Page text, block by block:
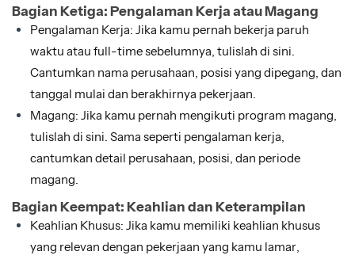
Bagian Ketiga: Pengalaman Kerja atau Magang
Pengalaman Kerja: Jika kamu pernah bekerja paruh
waktu atau full-time sebelumnya, tulislah di sini.
Cantumkan nama perusahaan, posisi yang dipegang, dan
tanggal mulai dan berakhirnya pekerjaan.
Magang: Jika kamu pernah mengikuti program magang,
tulislah di sini. Sama seperti pengalaman kerja,
cantumkan detail perusahaan, posisi, dan periode
magang.
Bagian Keempat: Keahlian dan Keterampilan
Keahlian Khusus: Jika kamu memiliki keahlian khusus
yang relevan dengan pekerjaan yang kamu lamar,